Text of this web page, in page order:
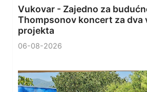
Vukovar - Zajedno za
Thompsonov koncert za dva
projekta
06-08-2026